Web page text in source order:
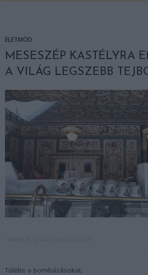
ÉLETMÓD
MESESZÉP KASTÉLYRA
A VILÁG LEGSZEBB
Túlélte a bombázásokat.